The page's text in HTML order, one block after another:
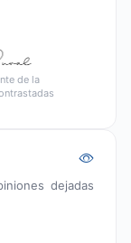
de la
dejadas